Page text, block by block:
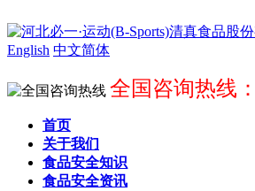
English 中文简体
全国咨询热线
首页
关于我们
食品安全知识
食品安全资讯